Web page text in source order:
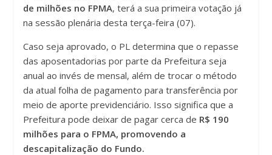
de milhões no FPMA, terá a sua primeira votação já
na sessão plenária desta terça-feira (07).
Caso seja aprovado, o PL determina que o repasse
das aposentadorias por parte da Prefeitura seja
anual ao invés de mensal, além de trocar o método
da atual folha de pagamento para transferência por
meio de aporte previdenciário. Isso significa que a
Prefeitura pode deixar de pagar cerca de R$ 190
milhões para o FPMA, promovendo a
descapitalização do Fundo.